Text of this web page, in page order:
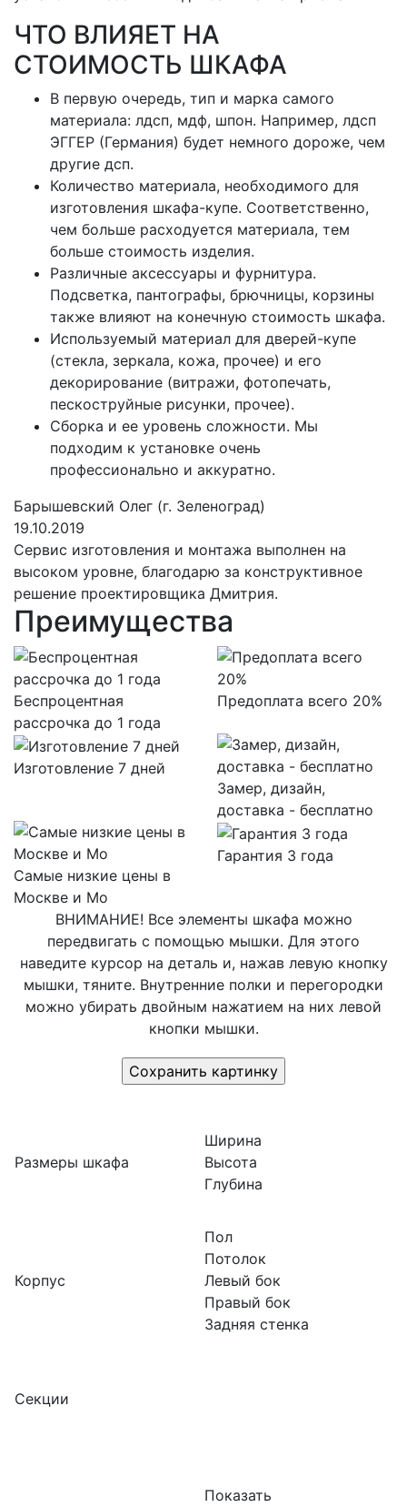
ЧТО ВЛИЯЕТ НА
СТОИМОСТЬ ШКАФА
В первую очередь, тип и марка самого
материала: лдсп, мдф, шпон. Например, лдсп
ЭГГЕР (Германия) будет немного дороже, чем
другие дсп.
Количество материала, необходимого для
изготовления шкафа-купе. Соответственно,
чем больше расходуется материала, тем
больше стоимость изделия.
Различные аксессуары и фурнитура.
Подсветка, пантографы, брючницы, корзины
также влияют на конечную стоимость шкафа.
Используемый материал для дверей-купе
(стекла, зеркала, кожа, прочее) и его
декорирование (витражи, фотопечать,
пескоструйные рисунки, прочее).
Сборка и ее уровень сложности. Мы
подходим к установке очень
профессионально и аккуратно.
Барышевский Олег (г. Зеленоград)
19.10.2019
Сервис изготовления и монтажа выполнен на
высоком уровне, благодарю за конструктивное
решение проектировщика Дмитрия.
Преимущества
Беспроцентная
рассрочка до 1 года
Предоплата всего 20%
Изготовление 7 дней
Замер, дизайн,
доставка - бесплатно
Самые низкие цены в
Москве и Мо
Гарантия 3 года
ВНИМАНИЕ! Все элементы шкафа можно
передвигать с помощью мышки. Для этого
наведите курсор на деталь и, нажав левую кнопку
мышки, тяните. Внутренние полки и перегородки
можно убирать двойным нажатием на них левой
кнопки мышки.
Размеры шкафа
Корпус
Секции
Ширина
Высота
Глубина
Пол
Потолок
Левый бок
Правый бок
Задняя стенка
Показать